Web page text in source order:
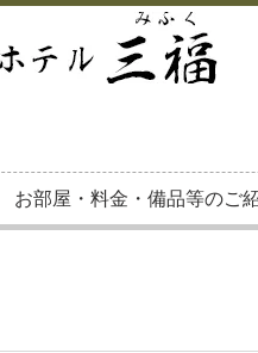
お部屋・料金・備品等のご